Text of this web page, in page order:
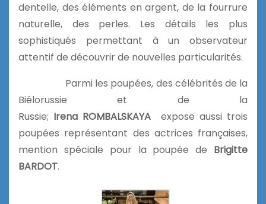
dentelle, des éléments en argent, de la fourrure
naturelle, des perles. Les détails les plus
sophistiqués permettant à un observateur
attentif de découvrir de nouvelles particularités.
Parmi les poupées, des célébrités de la
Biélorussie et de la
Russie; Irena ROMBALSKAYA
expose aussi trois
poupées représentant des actrices françaises,
mention spéciale pour la poupée de Brigitte
BARDOT.